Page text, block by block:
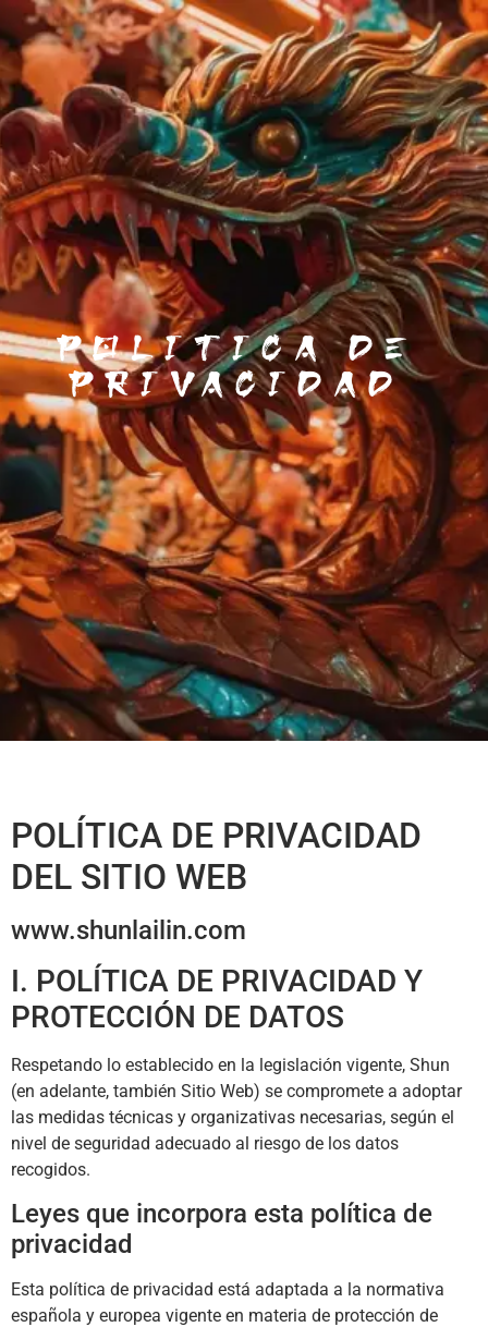
Politica de
privacidad
POLÍTICA DE PRIVACIDAD
DEL SITIO WEB
www.shunlailin.com
I. POLÍTICA DE PRIVACIDAD Y
PROTECCIÓN DE DATOS
Respetando lo establecido en la legislación vigente, Shun
(en adelante, también Sitio Web) se compromete a adoptar
las medidas técnicas y organizativas necesarias, según el
nivel de seguridad adecuado al riesgo de los datos
recogidos.
Leyes que incorpora esta política de
privacidad
Esta política de privacidad está adaptada a la normativa
española y europea vigente en materia de protección de